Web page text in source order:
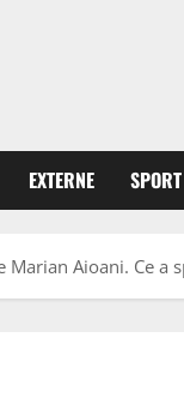
EXTERNE SPORT
Aioani. Ce